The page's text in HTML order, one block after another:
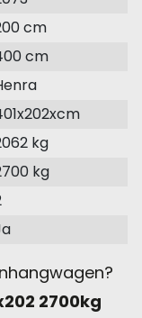
cm
cm
kg
kg
2700kg